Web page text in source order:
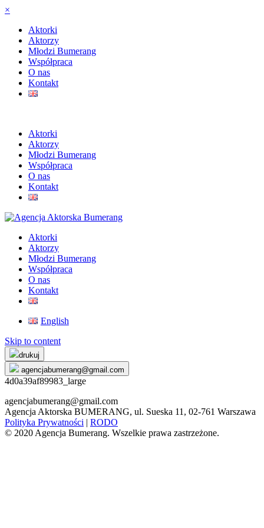
×
Aktorki
Aktorzy
Młodzi Bumerang
Współpraca
O nas
Kontakt
Aktorki
Aktorzy
Młodzi Bumerang
Współpraca
O nas
Kontakt
Aktorki
Aktorzy
Młodzi Bumerang
Współpraca
O nas
Kontakt
English
Skip to content
drukuj
agencjabumerang@gmail.com
4d0a39af89983_large
agencjabumerang@gmail.com
Agencja Aktorska BUMERANG, ul. Sueska 11, 02-761 Warszawa
Polityka Prywatności | RODO
© 2020 Agencja Bumerang. Wszelkie prawa zastrzeżone.